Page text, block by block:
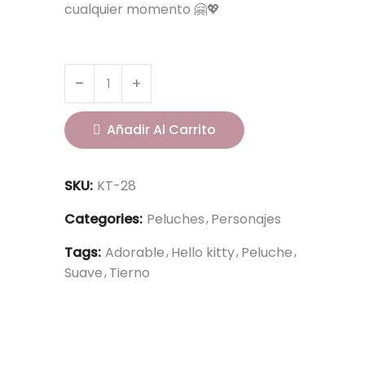
cualquier momento 🤗💖
Añadir Al Carrito
SKU: KT-28
Categories: Peluches Personajes
Tags: Adorable Hello kitty Peluche
Suave Tierno